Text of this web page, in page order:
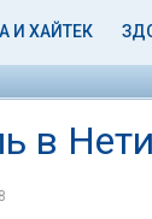
И ХАЙТЕК
в